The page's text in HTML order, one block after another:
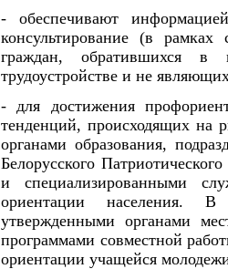
- обеспечивают
консультирование (в
граждан, обратившихся в
трудоустройстве и не
- для достижения
тенденций, происходящих на
органами образования,
Белорусского
и специализированными
ориентации населения.
утвержденными органами
программами совместной
ориентации учащейся